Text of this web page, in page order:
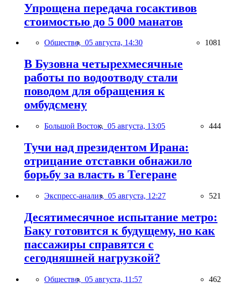
Упрощена передача госактивов
стоимостью до 5 000 манатов
Общество, 05 августа, 14:30 1081
В Бузовна четырехмесячные
работы по водоотводу стали
поводом для обращения к
омбудсмену
Большой Восток, 05 августа, 13:05 444
Тучи над президентом Ирана:
отрицание отставки обнажило
борьбу за власть в Тегеране
Экспресс-анализ, 05 августа, 12:27 521
Десятимесячное испытание метро:
Баку готовится к будущему, но как
пассажиры справятся с
сегодняшней нагрузкой?
Общество, 05 августа, 11:57 462